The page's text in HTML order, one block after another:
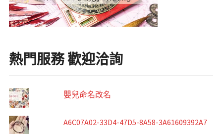
熱門服務 歡迎洽詢
嬰兒命名改名
A6C07A02-33D4-47D5-8A58-3A61609392A7